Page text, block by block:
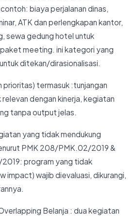
biaya perjalanan dinas,
ATK dan perlengkapan kantor,
sewa gedung hotel untuk
meeting. ini kategori yang
ditekan/dirasionalisasi.
prioritas) termasuk :tunjangan
dengan kinerja, kegiatan
tanpa output jelas.
yang tidak mendukung
PMK 208/PMK.02/2019 &
program yang tidak
impact) wajib dievaluasi, dikurangi,
Belanja : dua kegiatan